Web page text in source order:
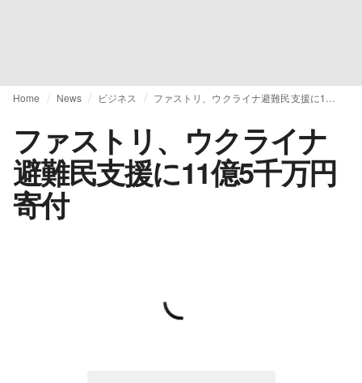
Home News ビジネス
ファストリ、ウクライナ
避難民支援に11億5千万円
寄付